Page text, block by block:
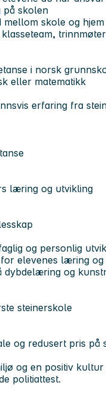
på skolen
skole og hjem
i norsk
eller matematikk
erfaring fra
læring og utvikling
og personlig
elevenes læring
og
steinerskole
og redusert pris på
og en positiv kultur
politiattest.